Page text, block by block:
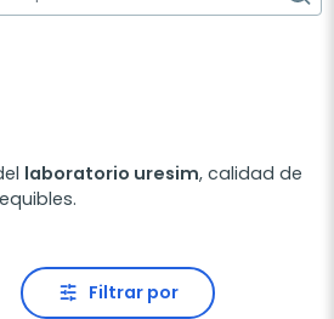
laboratorio uresim, calidad de
Filtrar por